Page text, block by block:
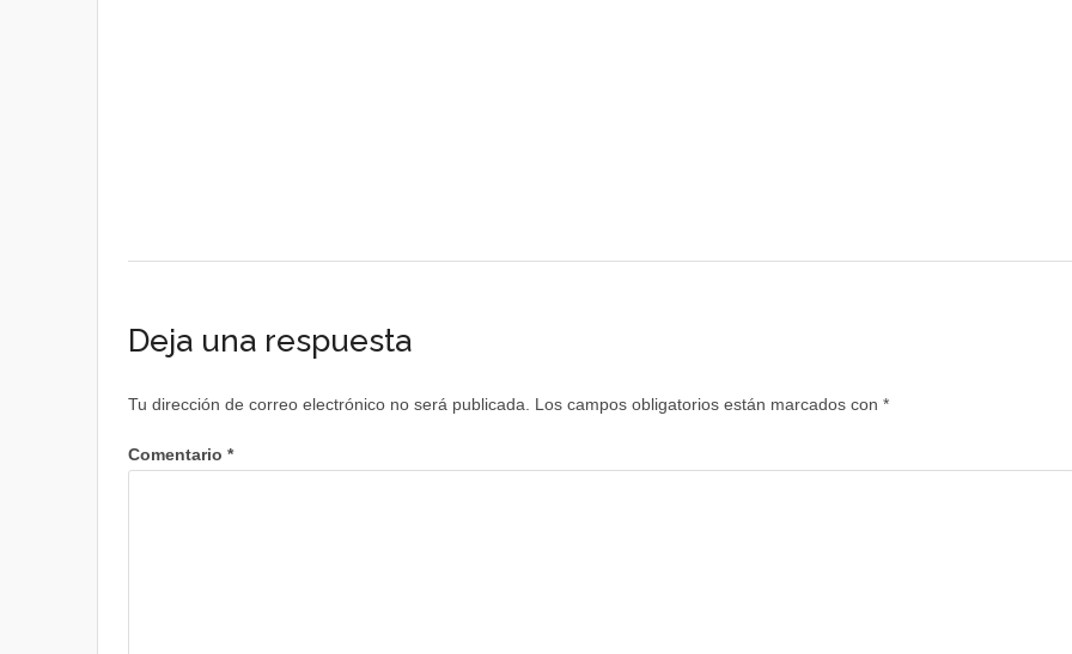
Deja una respuesta
Tu dirección de correo electrónico no será publicada. Los campos obligatorios están marcados con *
Comentario *